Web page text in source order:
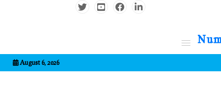
August 6, 2026